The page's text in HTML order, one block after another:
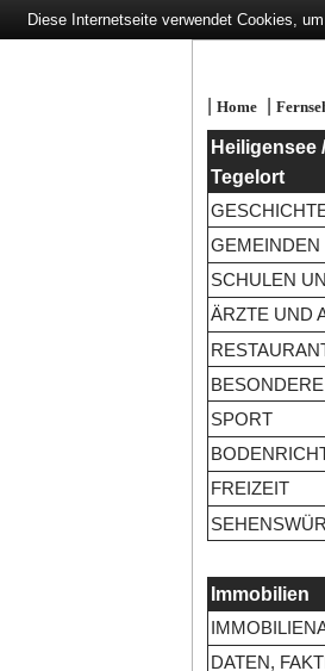
| Home|
Heiligensee
Tegelort
GEMEINDEN
SCHULEN
ÄRZTE UND
SPORT
FREIZEIT
Immobilien
DATEN,
Diese Internetseite verwendet Cookies,